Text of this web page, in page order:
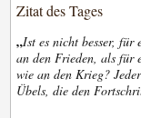
Zitat des Tages
„Ist es nicht besser, für
an den Frieden, als für
wie an den Krieg?
Übels, die den